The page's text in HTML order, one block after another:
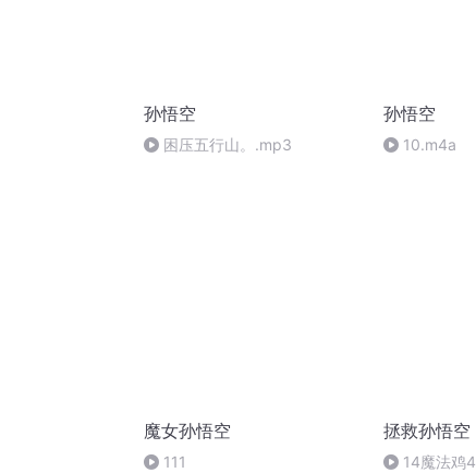
孙悟空
困压五行山。.mp3
孙悟空
10.m4a
魔女孙悟空
111
拯救孙悟空
14魔法鸡4